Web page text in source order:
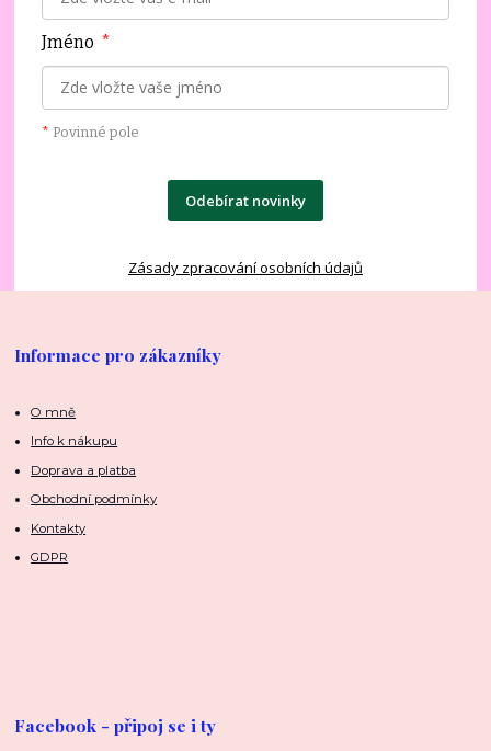
Jméno *
* Povinné pole
Odebírat novinky
Zásady zpracování osobních údajů
Informace pro zákazníky
O mně
Info k nákupu
Doprava a platba
Obchodní podmínky
Kontakty
GDPR
Facebook - připoj se i ty